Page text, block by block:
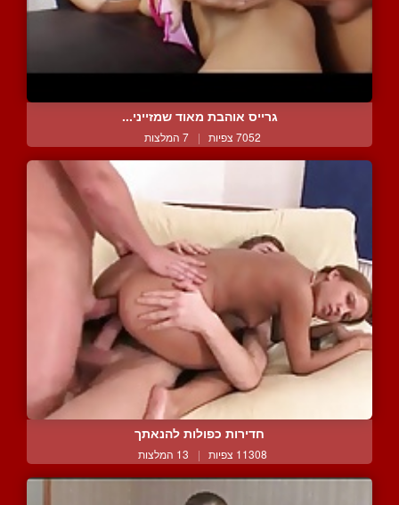
גרייס אוהבת מאוד שמזייני...
7052 צפיות | 7 המלצות
חדירות כפולות להנאתך
11308 צפיות | 13 המלצות